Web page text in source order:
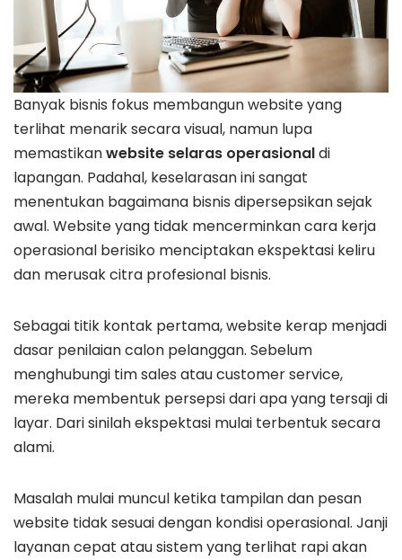
Banyak bisnis fokus membangun website yang
terlihat menarik secara visual, namun lupa
memastikanwebsite selaras operasionaldi
lapangan. Padahal, keselarasan ini sangat
menentukan bagaimana bisnis dipersepsikan sejak
awal. Website yang tidak mencerminkan cara kerja
operasional berisiko menciptakan ekspektasi keliru
dan merusak citra profesional bisnis.
Sebagai titik kontak pertama, website kerap menjadi
dasar penilaian calon pelanggan. Sebelum
menghubungi tim sales atau customer service,
mereka membentuk persepsi dari apa yang tersaji di
layar. Dari sinilah ekspektasi mulai terbentuk secara
alami.
Masalah mulai muncul ketika tampilan dan pesan
website tidak sesuai dengan kondisi operasional. Janji
layanan cepat atau sistem yang terlihat rapi akan